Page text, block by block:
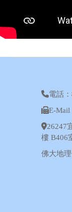
電話
E-Mail
26247
樓 B406
佛大地